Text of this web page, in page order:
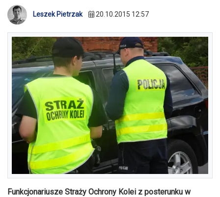
Leszek Pietrzak 20.10.2015 12:57
Funkcjonariusze Straży Ochrony Kolei z posterunku w